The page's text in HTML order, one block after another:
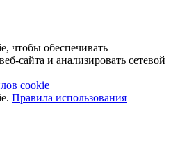
чтобы обеспечивать
сайта и анализировать сетевой
cookie
Правила использования